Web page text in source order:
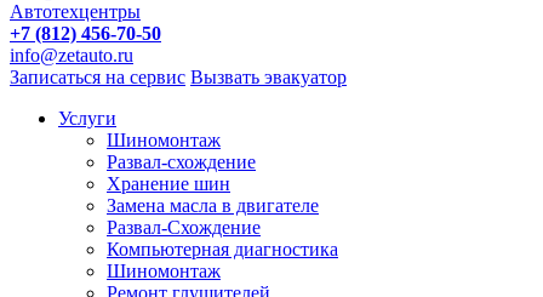
Автотехцентры
+7 (812) 456-70-50
info@zetauto.ru
Записаться на сервис Вызвать эвакуатор
Услуги
Шиномонтаж
Развал-схождение
Хранение шин
Замена масла в двигателе
Развал-Схождение
Компьютерная диагностика
Шиномонтаж
Ремонт глушителей